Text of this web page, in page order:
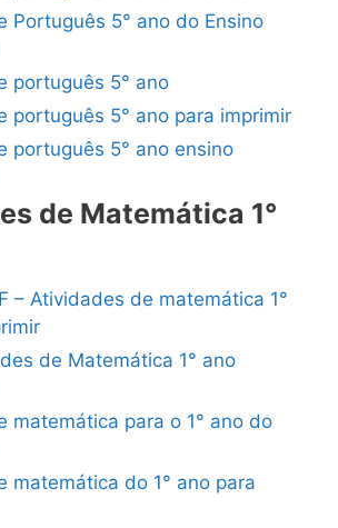
Português 5° ano do Ensino
português 5° ano
português 5° ano para imprimir
português 5° ano ensino
de Matemática 1°
– Atividades de matemática 1°
de Matemática 1° ano
matemática para o 1° ano do
matemática do 1° ano para